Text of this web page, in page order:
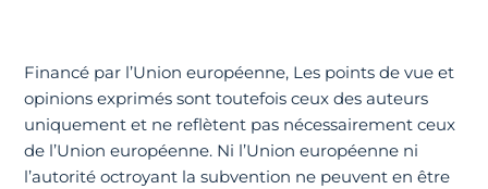
Financé par l’Union européenne, Les points de vue et
opinions exprimés sont toutefois ceux des auteurs
uniquement et ne reflètent pas nécessairement ceux
de l’Union européenne. Ni l’Union européenne ni
l’autorité octroyant la subvention ne peuvent en être